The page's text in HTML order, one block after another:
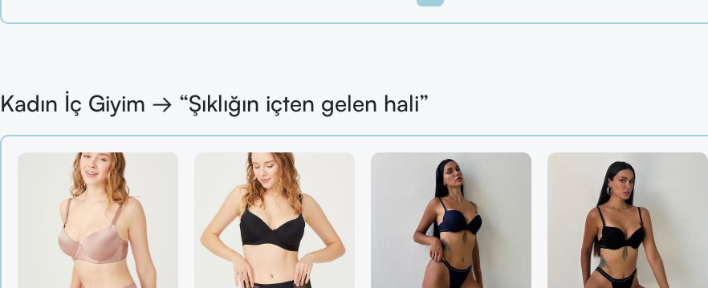
Kadın İç Giyim → “Şıklığın içten gelen hali”